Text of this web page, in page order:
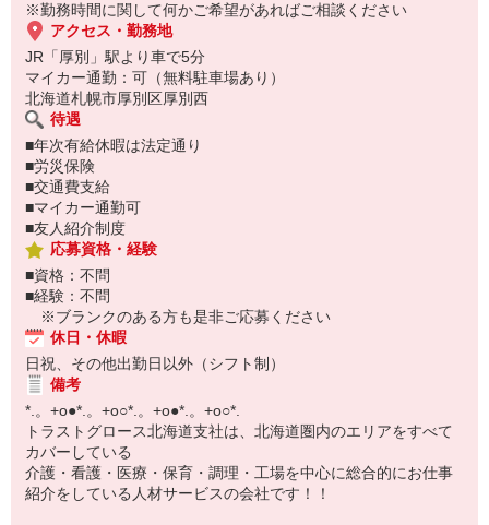
※履歴書はHPより簡単に作成できます！
⇒ https://www.trust-growth.co.jp/resume/
―――――――――――――――――――――――
※お仕事No.H-5273
ご応募時に上記No.をお知らせ下さい♪
※勤務時間に関して何かご希望があればご相談ください
アクセス・勤務地
JR「厚別」駅より車で5分
マイカー通勤：可（無料駐車場あり）
北海道札幌市厚別区厚別西
待遇
■年次有給休暇は法定通り
■労災保険
■交通費支給
■マイカー通勤可
■友人紹介制度
応募資格・経験
■資格：不問
■経験：不問
※ブランクのある方も是非ご応募ください
休日・休暇
日祝、その他出勤日以外（シフト制）
備考
*.。+o●*.。+o○*.。+o●*.。+o○*.
トラストグロース北海道支社は、北海道圏内のエリアをすべて
カバーしている
介護・看護・医療・保育・調理・工場を中心に総合的にお仕事
紹介をしている人材サービスの会社です！！